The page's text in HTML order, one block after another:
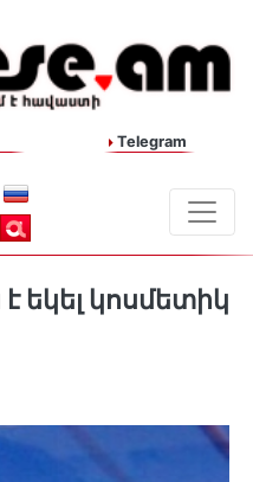
Telegram
եկել կոսմետիկ